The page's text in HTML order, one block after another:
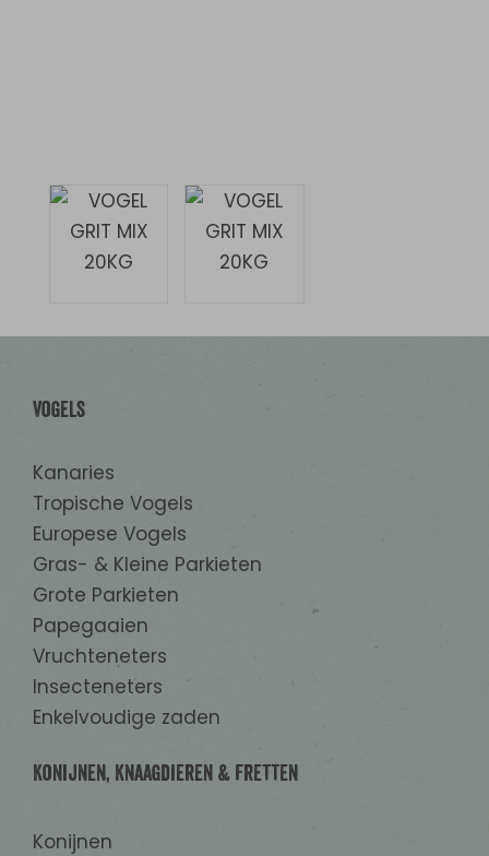
Vogels
Kanaries
Tropische Vogels
Europese Vogels
Gras- & Kleine Parkieten
Grote Parkieten
Papegaaien
Vruchteneters
Insecteneters
Enkelvoudige zaden
Konijnen, Knaagdieren & Fretten
Konijnen